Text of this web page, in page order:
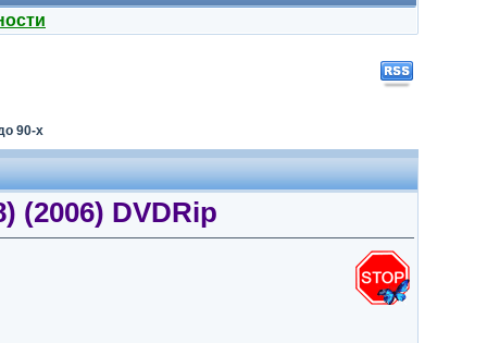
90-х
(2006) DVDRip